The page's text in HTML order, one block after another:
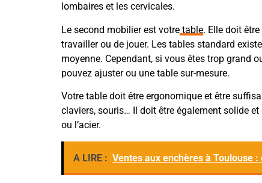
lombaires et les cervicales.
Le second mobilier est votre table. Elle doit
travailler ou de jouer. Les tables standard
moyenne. Cependant, si vous êtes trop grand
pouvez ajuster ou une table sur-mesure.
Votre table doit être ergonomique et être
claviers, souris… Il doit être également solide
ou l’acier.
A LIRE : Ventes aux enchères à Toulouse